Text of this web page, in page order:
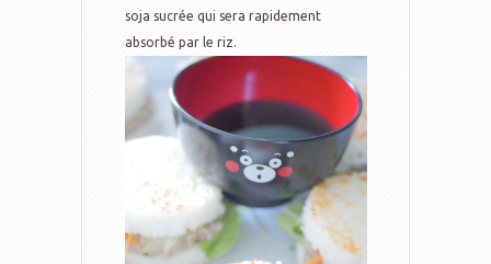
soja sucrée qui sera rapidement
absorbé par le riz.